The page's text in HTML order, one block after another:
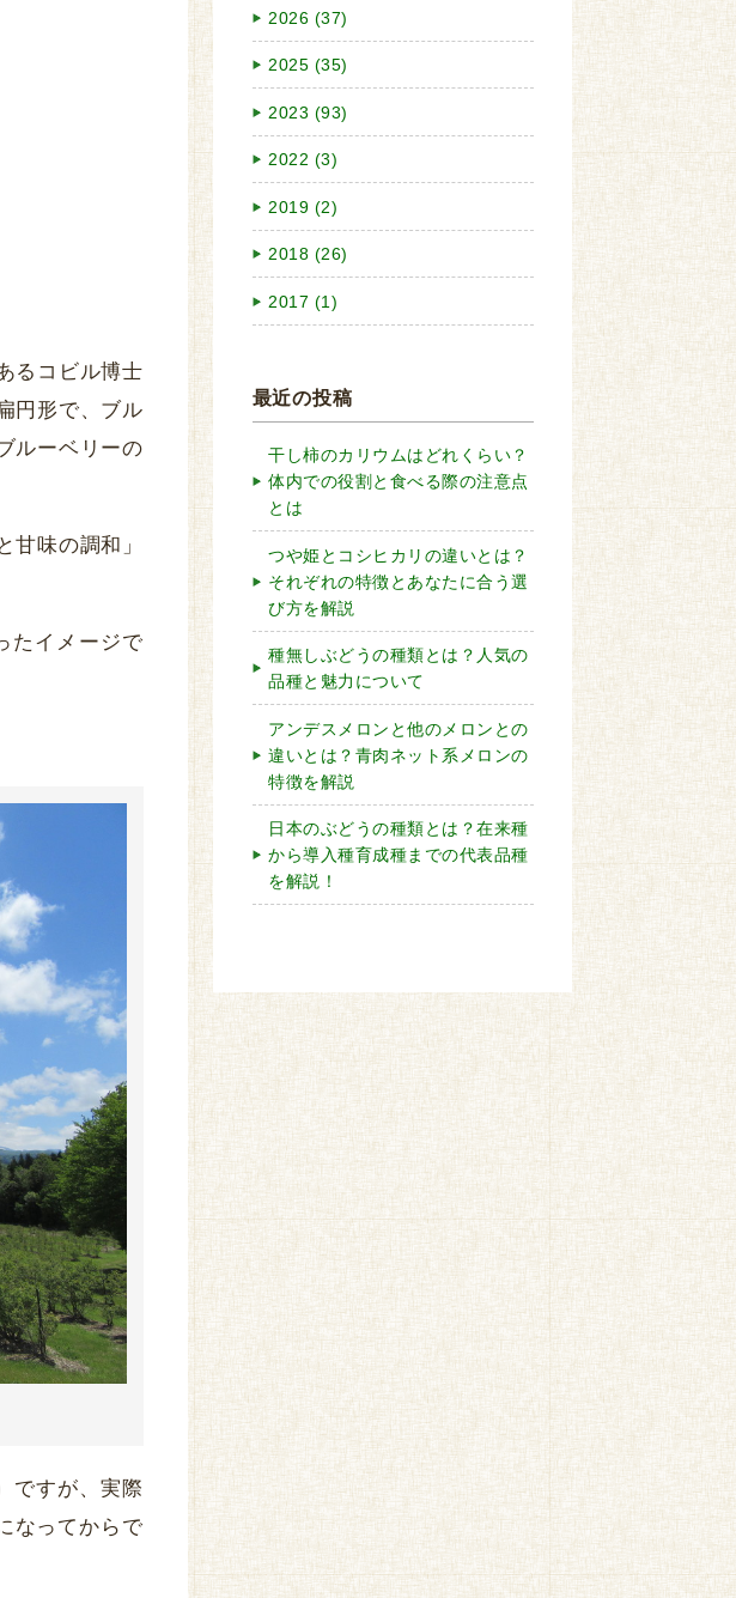
るコビル博士
円形で、ブル
ルーベリーの
甘味の調和」
たイメージで
ですが、実際
なってからで
2026 (37)
2025 (35)
2023 (93)
2022 (3)
2019 (2)
2018 (26)
2017 (1)
最近の投稿
干し柿のカリウムはどれくらい？
体内での役割と食べる際の注意点
とは
つや姫とコシヒカリの違いとは？
それぞれの特徴とあなたに合う選
び方を解説
種無しぶどうの種類とは？人気の
品種と魅力について
アンデスメロンと他のメロンとの
違いとは？青肉ネット系メロンの
特徴を解説
日本のぶどうの種類とは？在来種
から導入種育成種までの代表品種
を解説！